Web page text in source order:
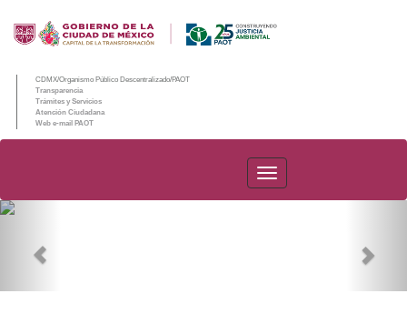
CDMX/Organismo Público Descentralizado/PAOT
Transparencia
Trámites y Servicios
Atención Ciudadana
Web e-mail PAOT
PAOT